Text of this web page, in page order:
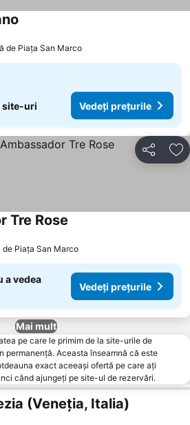
de Piaţa San Marco
site-uri Vedeți prețurile
Distribuiți
Tre Rose
de Piaţa San Marco
a vedea
Vedeți prețurile
Mai mult
pe care le primim de la site-urile de
permanență. Aceasta înseamnă că este
exact aceeași ofertă pe care ați
când ajungeți pe site-ul de rezervări.
(Veneţia, Italia)